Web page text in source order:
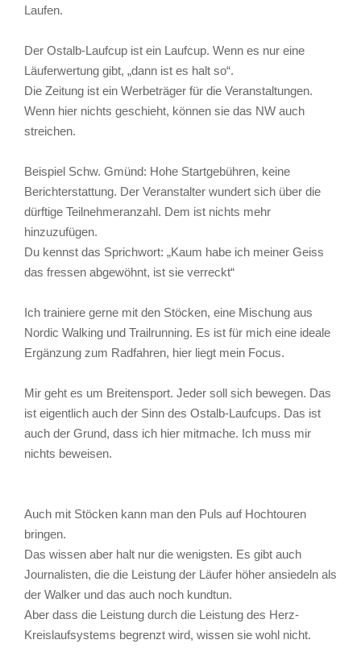
Laufen.
Der Ostalb-Laufcup ist ein Laufcup. Wenn es nur eine
Läuferwertung gibt, „dann ist es halt so“.
Die Zeitung ist ein Werbeträger für die Veranstaltungen.
Wenn hier nichts geschieht, können sie das NW auch
streichen.
Beispiel Schw. Gmünd: Hohe Startgebühren, keine
Berichterstattung. Der Veranstalter wundert sich über die
dürftige Teilnehmeranzahl. Dem ist nichts mehr
hinzuzufügen.
Du kennst das Sprichwort: „Kaum habe ich meiner Geiss
das fressen abgewöhnt, ist sie verreckt“
Ich trainiere gerne mit den Stöcken, eine Mischung aus
Nordic Walking und Trailrunning. Es ist für mich eine ideale
Ergänzung zum Radfahren, hier liegt mein Focus.
Mir geht es um Breitensport. Jeder soll sich bewegen. Das
ist eigentlich auch der Sinn des Ostalb-Laufcups. Das ist
auch der Grund, dass ich hier mitmache. Ich muss mir
nichts beweisen.
Auch mit Stöcken kann man den Puls auf Hochtouren
bringen.
Das wissen aber halt nur die wenigsten. Es gibt auch
Journalisten, die die Leistung der Läufer höher ansiedeln als
der Walker und das auch noch kundtun.
Aber dass die Leistung durch die Leistung des Herz-
Kreislaufsystems begrenzt wird, wissen sie wohl nicht.